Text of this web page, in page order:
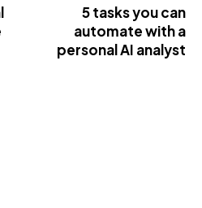
5 tasks you can
automate with a
personal AI analyst